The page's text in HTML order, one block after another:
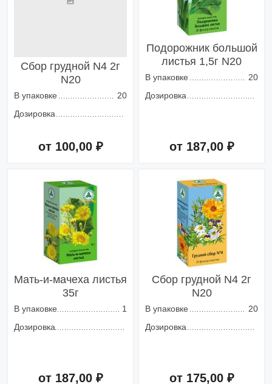
Сбор грудной N4 2г
N20
В упаковке
20
Дозировка
от 100,00 ₽
Подорожник большой
листья 1,5г N20
В упаковке
20
Дозировка
от 187,00 ₽
Мать-и-мачеха листья
35г
В упаковке
1
Дозировка
от 187,00 ₽
Сбор грудной N4 2г
N20
В упаковке
20
Дозировка
от 175,00 ₽